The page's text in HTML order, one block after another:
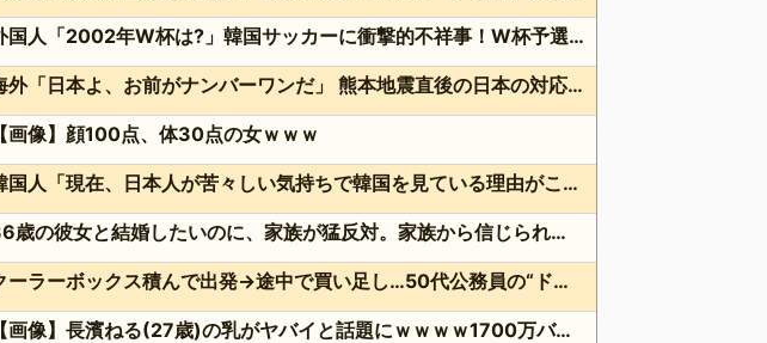
外国人「2002年W杯は?」韓国サッカーに衝撃的不祥事！W杯予選でレフリーへの性的接待発覚！海外騒然！【海外の反応】
海外「日本よ、お前がナンバーワンだ」 熊本地震直後の日本の対応のスピードに世界が衝撃
【画像】顔100点、体30点の女ｗｗｗ
韓国人「現在、日本人が苦々しい気持ちで韓国を見ている理由がこちら…」→「相当悔しがってるだろうな…（ﾌﾞﾙﾌﾞﾙ」＝韓国の反応
36歳の彼女と結婚したいのに、家族が猛反対。家族から信じられない言葉が飛び出した… 他
クーラーボックス積んで出発→途中で買い足し…50代公務員の“ドライブ”が地獄すぎた 他
【画像】長濱ねる(27歳)の乳がヤバイと話題にｗｗｗｗ1700万バズｗｗｗｗｗｗｗｗｗｗ 他